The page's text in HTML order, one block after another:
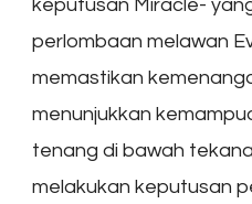
keputusan Miracle-
perlombaan melawan
memastikan
menunjukkan
tenang di bawah
melakukan keputusan